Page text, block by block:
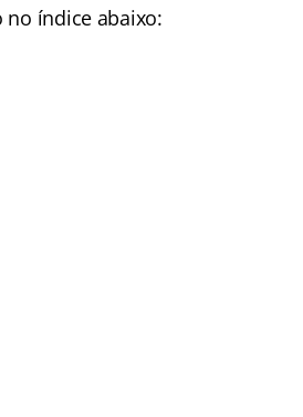
no índice abaixo: